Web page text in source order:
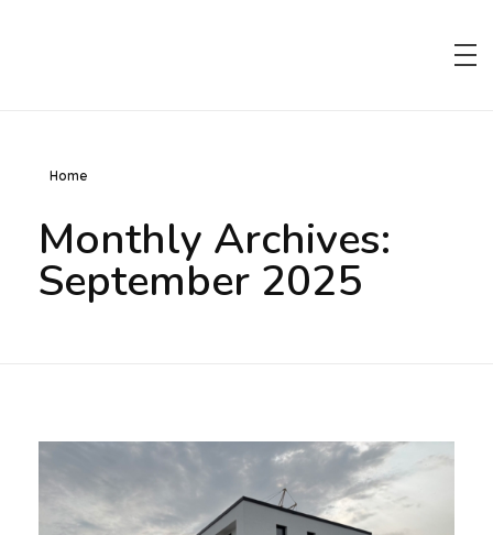
Home
Monthly Archives:
September 2025